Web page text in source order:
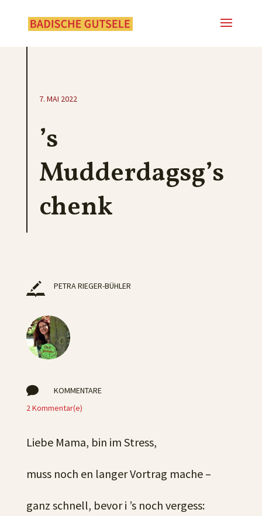
7. MAI 2022
’s
Mudderdagsg’s
chenk
PETRA RIEGER-BÜHLER

KOMMENTARE
2 Kommentar(e)
Liebe Mama, bin im Stress,
muss noch en langer Vortrag mache –
ganz schnell, bevor i ’s noch vergess: